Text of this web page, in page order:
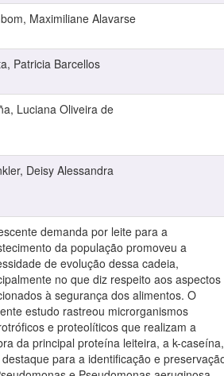
Maximiliane Alavarse
Patricia Barcellos
Luciana Oliveira de
Deisy Alessandra
demanda por leite para a
da população promoveu a
de evolução dessa cadeia,
no que diz respeito aos aspectos
à segurança dos alimentos. O
estudo rastreou microrganismos
e proteolíticos que realizam a
da principal proteína leiteira, a k-caseína,
para a identificação e